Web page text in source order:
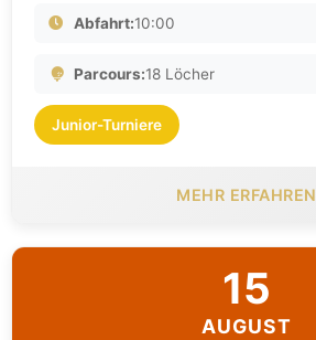
Abfahrt:10:00
Parcours:18 Löcher
Junior-Turniere
MEHR ERFAHREN
15
AUGUST